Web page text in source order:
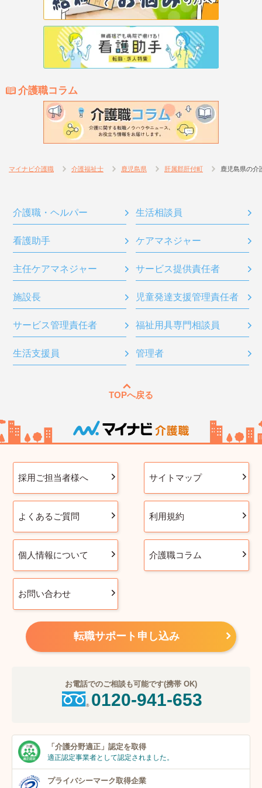
介護職コラム
マイナビ介護職 介護福祉士 鹿児島県 肝属郡肝付町 鹿児島県の介
介護職・ヘルパー 生活相談員
看護助手 ケアマネジャー
主任ケアマネジャー サービス提供責任者
施設長 児童発達支援管理責任者
サービス管理責任者 福祉用具専門相談員
生活支援員 管理者
TOPへ戻る
採用ご担当者様へ サイトマップ
よくあるご質問 利用規約
個人情報について 介護職コラム
お問い合わせ
転職サポート申し込み
お電話でのご相談も可能です(携帯 OK)
0120-941-653
「介護分野適正」 認定を取得
適正認定事業者として認定されました。
プライバシーマーク取得企業